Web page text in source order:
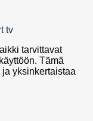
tv
tarvittavat
Tämä
yksinkertaistaa